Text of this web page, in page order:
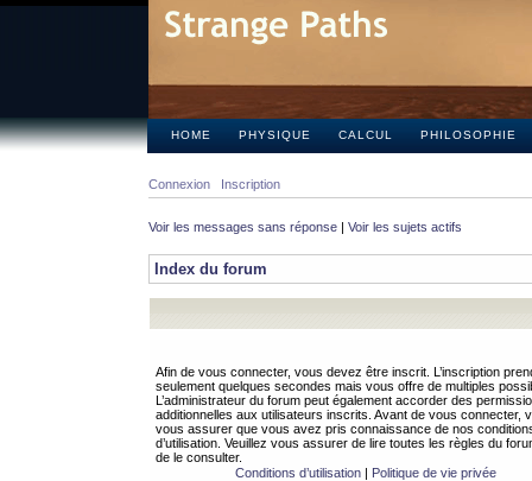
HOME PHYSIQUE CALCUL PHILOSOPHIE
Connexion Inscription
Voir les messages sans réponse | Voir les sujets actifs
Index du forum
Afin de vous connecter, vous devez être inscrit. L’inscription
seulement quelques secondes mais vous offre de multiples
L’administrateur du forum peut également accorder des
additionnelles aux utilisateurs inscrits. Avant de vous connecter,
vous assurer que vous avez pris connaissance de nos
d’utilisation. Veuillez vous assurer de lire toutes les règles du
de le consulter.
Conditions d’utilisation| Politique de vie privée